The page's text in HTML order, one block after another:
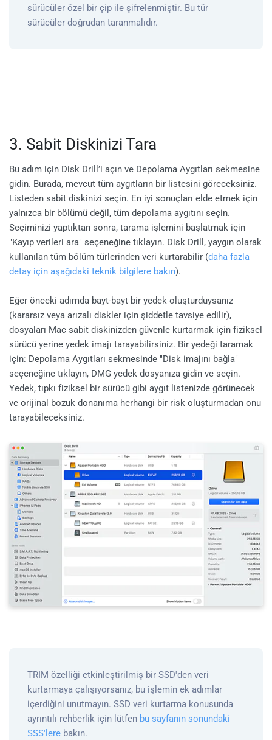
sürücüler özel bir çip ile şifrelenmiştir. Bu tür
sürücüler doğrudan taranmalıdır.
3. Sabit Diskinizi Tara
Bu adım için Disk Drill’i açın ve Depolama Aygıtları sekmesine
gidin. Burada, mevcut tüm aygıtların bir listesini göreceksiniz.
Listeden sabit diskinizi seçin. En iyi sonuçları elde etmek için
yalnızca bir bölümü değil, tüm depolama aygıtını seçin.
Seçiminizi yaptıktan sonra, tarama işlemini başlatmak için
"Kayıp verileri ara" seçeneğine tıklayın. Disk Drill, yaygın olarak
kullanılan tüm bölüm türlerinden veri kurtarabilir (daha fazla
detay için aşağıdaki teknik bilgilere bakın).
Eğer önceki adımda bayt-bayt bir yedek oluşturduysanız
(kararsız veya arızalı diskler için şiddetle tavsiye edilir),
dosyaları Mac sabit diskinizden güvenle kurtarmak için fiziksel
sürücü yerine yedek imajı tarayabilirsiniz. Bir yedeği taramak
için: Depolama Aygıtları sekmesinde "Disk imajını bağla"
seçeneğine tıklayın, DMG yedek dosyanıza gidin ve seçin.
Yedek, tıpkı fiziksel bir sürücü gibi aygıt listenizde görünecek
ve orijinal bozuk donanıma herhangi bir risk oluşturmadan onu
tarayabileceksiniz.
TRIM özelliği etkinleştirilmiş bir SSD'den veri
kurtarmaya çalışıyorsanız, bu işlemin ek adımlar
içerdiğini unutmayın. SSD veri kurtarma konusunda
ayrıntılı rehberlik için lütfen bu sayfanın sonundaki
SSS'lere bakın.